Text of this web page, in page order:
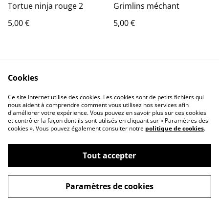
Tortue ninja rouge 2
5,00 €
Grimlins méchant
5,00 €
Contact Us
Legal Terms
Privacy Policy
Cookie Policy
Arno_3d_print
Cookies
Ce site Internet utilise des cookies. Les cookies sont de petits fichiers qui
nous aident à comprendre comment vous utilisez nos services afin
d'améliorer votre expérience. Vous pouvez en savoir plus sur ces cookies
et contrôler la façon dont ils sont utilisés en cliquant sur « Paramètres des
cookies ». Vous pouvez également consulter notre politique de cookies.
Tout accepter
Paramètres de cookies